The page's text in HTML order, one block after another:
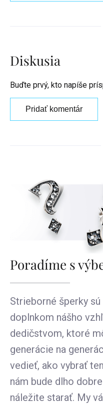
Diskusia
Buďte prvý, kto napíše
Pridať komentár
Poradíme s
Strieborné šperky
doplnkom nášho
dedičstvom, ktoré
generácie na
vedieť, ako vybrať
nám bude dlho
náležite starať. My